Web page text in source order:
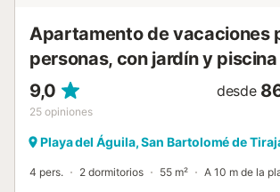
Apartamento de vacaciones
personas, con jardín y
9,0
25 opiniones
desde
Playa del Águila, San Bartolomé de
4 pers. 2 dormitorios 55 m² A 10 m de la